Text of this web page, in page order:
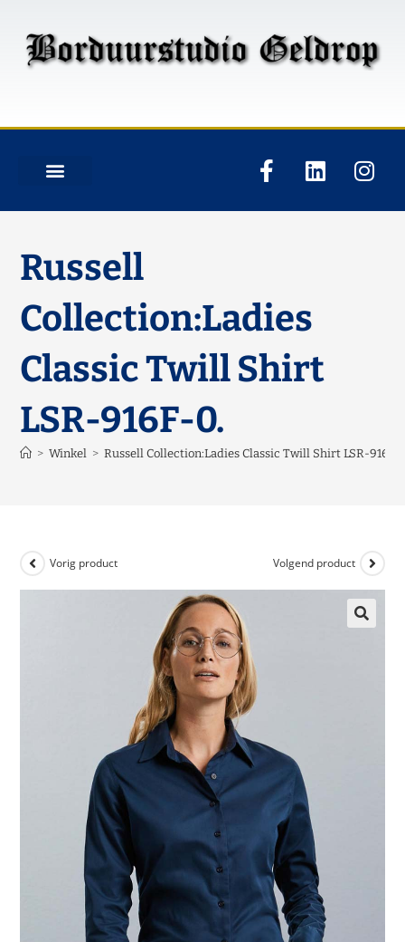
Russell
Collection:Ladies
Classic Twill Shirt
LSR-916F-0.
> Winkel > Russell Collection:Ladies Classic Twill Shirt LSR-916F-
Vorig product Volgend product